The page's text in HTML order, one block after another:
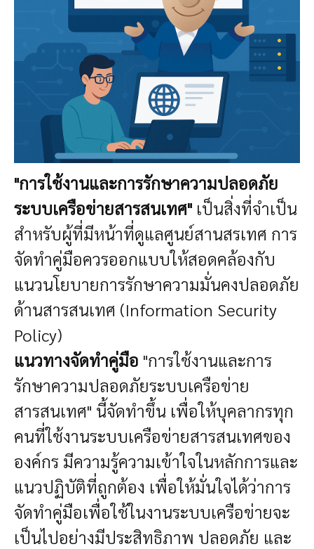
"การใช้งานและการรักษาความปลอดภัย
ระบบเครือข่ายสารสนเทศ" เป็นสิ่งที่จำเป็น
สำหรับผู้ที่มีหน้าที่ดูแลศูนย์สานสรเทศ การ
จัดทำคู่มือควรออกแบบให้สอดคล้องกับ
แนวนโยบายการรักษาความมั่นคงปลอดภัย
ด้านสารสนเทศ (Information Security
Policy)
แนวทางจัดทำคู่มือ "การใช้งานและการ
รักษาความปลอดภัยระบบเครือข่าย
สารสนเทศ" นี้จัดทำขึ้น เพื่อให้บุคลากรทุก
คนที่ใช้งานระบบเครือข่ายสารสนเทศของ
องค์กร มีความรู้ความเข้าใจในหลักการและ
แนวปฏิบัติที่ถูกต้อง เพื่อให้มั่นใจได้ว่าการ
จัดทำคู่มือเพื่อใช้ในงานระบบเครือข่ายจะ
เป็นไปอย่างมีประสิทธิภาพ ปลอดภัย และ